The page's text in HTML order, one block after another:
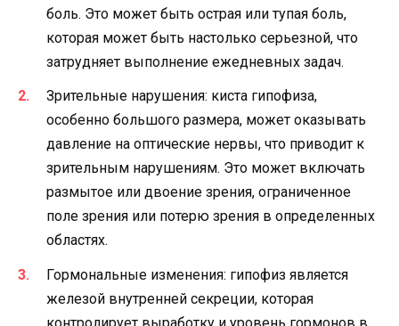
боль. Это может быть острая или тупая боль,
которая может быть настолько серьезной, что
затрудняет выполнение ежедневных задач.
Зрительные нарушения: киста гипофиза,
особенно большого размера, может оказывать
давление на оптические нервы, что приводит к
зрительным нарушениям. Это может включать
размытое или двоение зрения, ограниченное
поле зрения или потерю зрения в определенных
областях.
Гормональные изменения: гипофиз является
железой внутренней секреции, которая
контролирует выработку и уровень гормонов в